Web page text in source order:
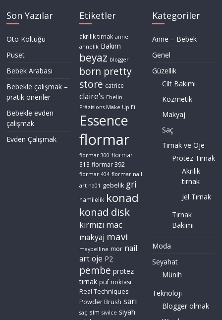
Son Yazılar
Oto Koltuğu
Puset
Bebek Arabası
Bebekle çalışmak –
pratik öneriler
Bebekle evden
çalışmak
Evden Çalışmak
Etiketler
akrilik tırnak anne
annelik Bakım
beyaz blogger
born pretty
store catrice
claire's Ebelin
Präzisions Make Up Ei
Essence
flormar
flormar 300 flormar
313 flormar 392
flormar 404 flormar nail
art na01 gebelik gri
hamilelik konad
konad disk
kırmızı mac
makyaj mavi
maybelline mor nail
artoje P2
pembe protez
tırnak püf noktası
Real Techniques
Powder Brush sarı
saç sim sivilce siyah
Kategoriler
Anne – Bebek
Genel
Güzellik
Cilt Bakımı
Kozmetik
Makyaj
Saç
Tırnak ve Oje
Protez Tırnak
Akrilik
tırnak
Jel Tırnak
Tırnak
Bakımı
Moda
Seyahat
Münih
Teknoloji
Blogger olmak